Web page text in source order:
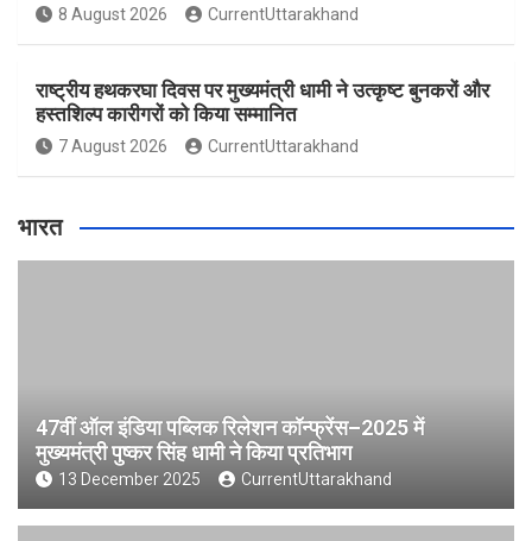
8 August 2026 CurrentUttarakhand
राष्ट्रीय हथकरघा दिवस पर मुख्यमंत्री धामी ने उत्कृष्ट बुनकरों और
हस्तशिल्प कारीगरों को किया सम्मानित
7 August 2026 CurrentUttarakhand
भारत
47वीं ऑल इंडिया पब्लिक रिलेशन कॉन्फ्रेंस–2025 में
मुख्यमंत्री पुष्कर सिंह धामी ने किया प्रतिभाग
13 December 2025 CurrentUttarakhand